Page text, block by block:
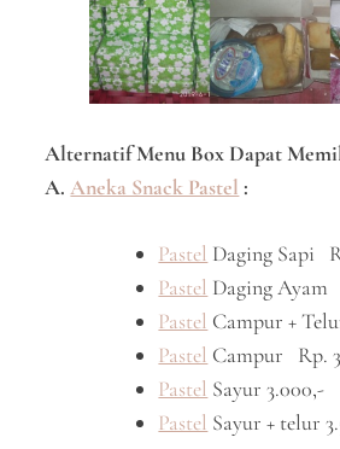
Alternatif Menu Box Dapat
A.Aneka Snack Pastel :
Pastel Daging Sapi
Pastel Daging Ayam
Pastel Campur +
Pastel Campur Rp.
Pastel Sayur 3.000,-
Pastel Sayur + telur